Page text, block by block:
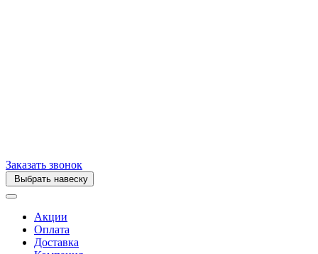
Заказать звонок
Выбрать навеску
Акции
Оплата
Доставка